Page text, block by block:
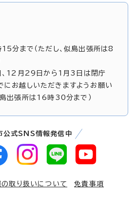
分まで（ただし、似島出張所は8
、12月29日から1月3日は閉庁
にお越しいただきますようお願い
島出張所は16時30分まで）
公式SNS情報発信中
取り扱いについて
免責事項